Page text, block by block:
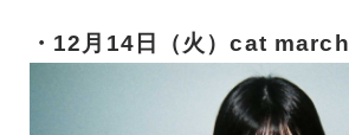
・12月14日（火）cat march